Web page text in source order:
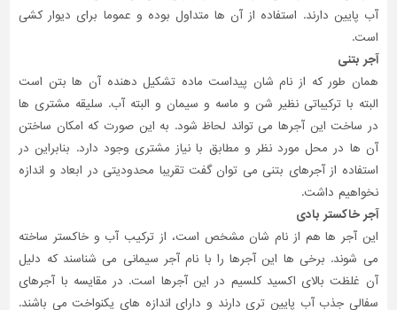
آب پایین دارند. استفاده از آن ها متداول بوده و عموما برای دیوار کشی
است.
آجر بتنی
همان طور که از نام شان پیداست ماده تشکیل دهنده آن ها بتن است
البته با ترکیباتی نظیر شن و ماسه و سیمان و البته آب. سلیقه مشتری ها
در ساخت این آجرها می تواند لحاظ شود. به این صورت که امکان ساختن
آن ها در محل مورد نظر و مطابق با نیاز مشتری وجود دارد. بنابراین در
استفاده از آجرهای بتنی می توان گفت تقریبا محدودیتی در ابعاد و اندازه
نخواهیم داشت.
آجر خاکستر بادی
این آجر ها هم از نام شان مشخص است، از ترکیب آب و خاکستر ساخته
می شوند. برخی ها این آجرها را با نام آجر سیمانی می شناسند که دلیل
آن غلظت بالای اکسید کلسیم در این آجرها است. در مقایسه با آجرهای
سفالی جذب آب پایین تری دارند و دارای اندازه های یکنواخت می باشند.